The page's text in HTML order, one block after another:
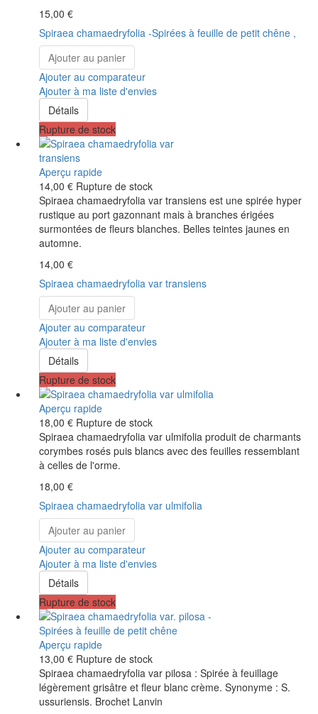
15,00 €
Spiraea chamaedryfolia -Spirées à feuille de petit chêne ,
Ajouter au panier
Ajouter au comparateur
Ajouter à ma liste d'envies
Détails
Rupture de stock
Aperçu rapide
14,00 € Rupture de stock
Spiraea chamaedryfolia var transiens est une spirée hyper
rustique au port gazonnant mais à branches érigées
surmontées de fleurs blanches. Belles teintes jaunes en
automne.
14,00 €
Spiraea chamaedryfolia var transiens
Ajouter au panier
Ajouter au comparateur
Ajouter à ma liste d'envies
Détails
Rupture de stock
Aperçu rapide
18,00 € Rupture de stock
Spiraea chamaedryfolia var ulmifolia produit de charmants
corymbes rosés puis blancs avec des feuilles ressemblant
à celles de l'orme.
18,00 €
Spiraea chamaedryfolia var ulmifolia
Ajouter au panier
Ajouter au comparateur
Ajouter à ma liste d'envies
Détails
Rupture de stock
Aperçu rapide
13,00 € Rupture de stock
Spiraea chamaedryfolia var pilosa : Spirée à feuillage
légèrement grisâtre et fleur blanc crème. Synonyme : S.
ussuriensis. Brochet Lanvin